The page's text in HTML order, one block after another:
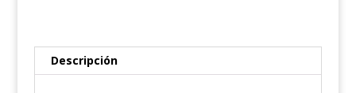
Descripción